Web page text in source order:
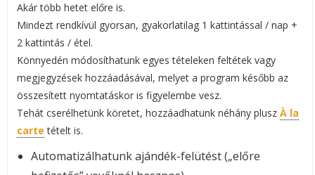
Akár több hetet előre is.
Mindezt rendkívül gyorsan, gyakorlatilag 1 kattintással / nap +
2 kattintás / étel.
Könnyedén módosíthatunk egyes tételeken feltétek vagy
megjegyzések hozzáadásával, melyet a program később az
összesített nyomtatáskor is figyelembe vesz.
Tehát cserélhetünk köretet, hozzáadhatunk néhány plusz À la
carte tételt is.
Automatizálhatunk ajándék-felütést („előre